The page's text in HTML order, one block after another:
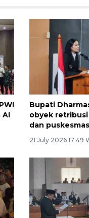
AI
Bupati
obyek retribusi
dan puskesmas
21 July 2026 17:49